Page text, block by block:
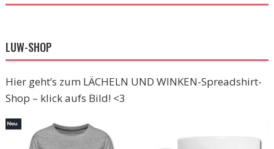
LUW-SHOP
Hier geht’s zum LÄCHELN UND WINKEN-Spreadshirt-
Shop – klick aufs Bild! <3